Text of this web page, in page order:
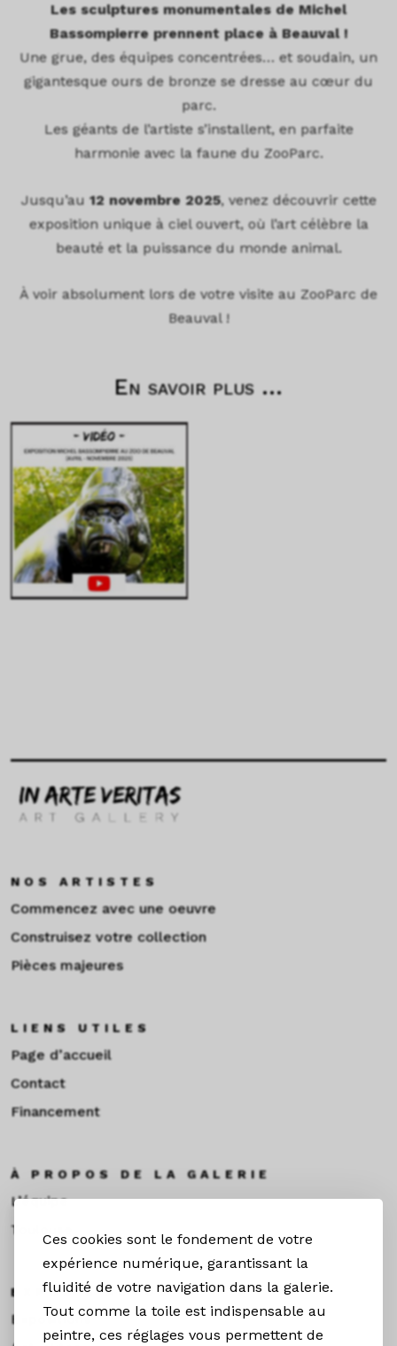
Ces cookies sont le fondement de votre
expérience numérique, garantissant la
fluidité de votre navigation dans la galerie.
Tout comme la toile est indispensable au
peintre, ces réglages vous permettent de
Les sculptures monumentales de Michel
Bassompierre prennent place à Beauval !
Une grue, des équipes concentrées… et soudain, un
gigantesque ours de bronze se dresse au cœur du
parc.
Les géants de l’artiste s’installent, en parfaite
harmonie avec la faune du ZooParc.
Jusqu’au12 novembre 2025, venez découvrir cette
exposition unique à ciel ouvert, où l’art célèbre la
beauté et la puissance du monde animal.
À voir absolument lors de votre visite au ZooParc de
Beauval !
En savoir plus ...
NOS ARTISTES
Commencez avec une oeuvre
Construisez votre collection
Pièces majeures
LIENS UTILES
Page d’accueil
Contact
Financement
À PROPOS DE LA GALERIE
L’équipe
Toulouse
EXPOS & ACTUS
Expositions